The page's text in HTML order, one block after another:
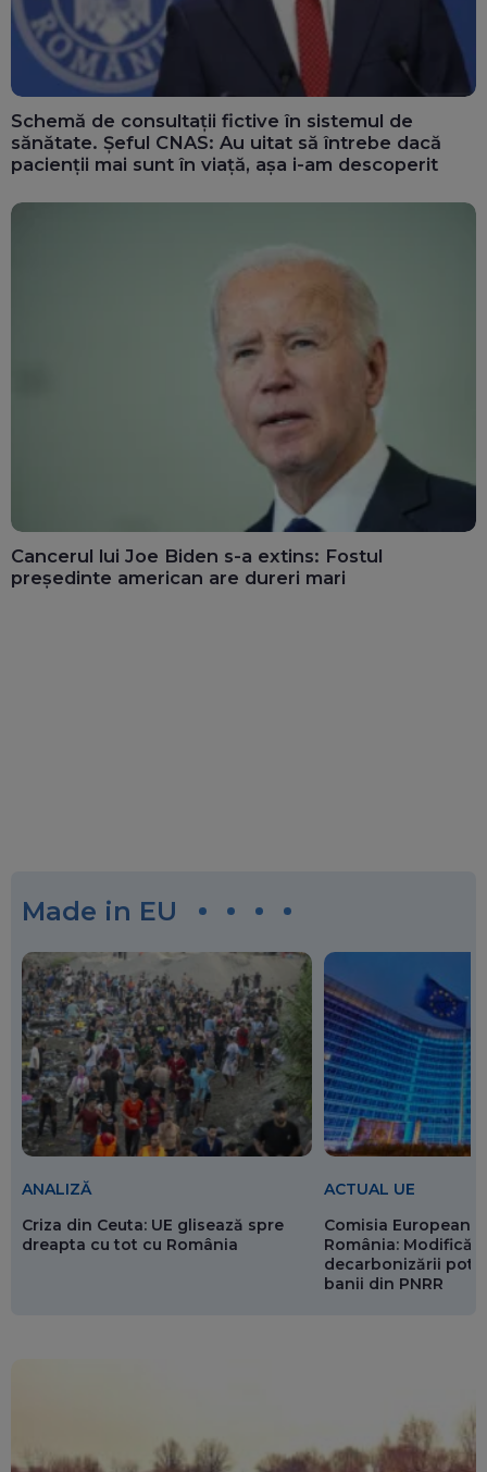
Schemă de consultații fictive în sistemul de
sănătate. Șeful CNAS: Au uitat să întrebe dacă
pacienții mai sunt în viață, așa i-am descoperit
Cancerul lui Joe Biden s-a extins: Fostul
președinte american are dureri mari
Made in EU
ANALIZĂ
Criza din Ceuta: UE glisează spre
dreapta cu tot cu România
ACTUAL UE
Comisia Europeană
România:
decarbonizării pot
banii din PNRR